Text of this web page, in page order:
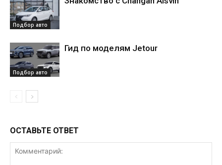
Подбор авто
Подбор авто
Гид по моделям Jetour
ОСТАВЬТЕ ОТВЕТ